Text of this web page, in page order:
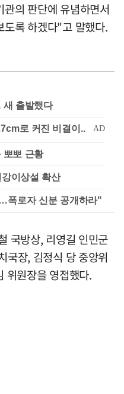
의 판단에 유념하면서
도록 하겠다"고 말했다.
새 출발했다
뽀뽀 근황
이상설 확산
폭로자 신분 공개하라"
국방상, 리영길 인민군
국장, 김정식 당 중앙위
위원장을 영접했다.